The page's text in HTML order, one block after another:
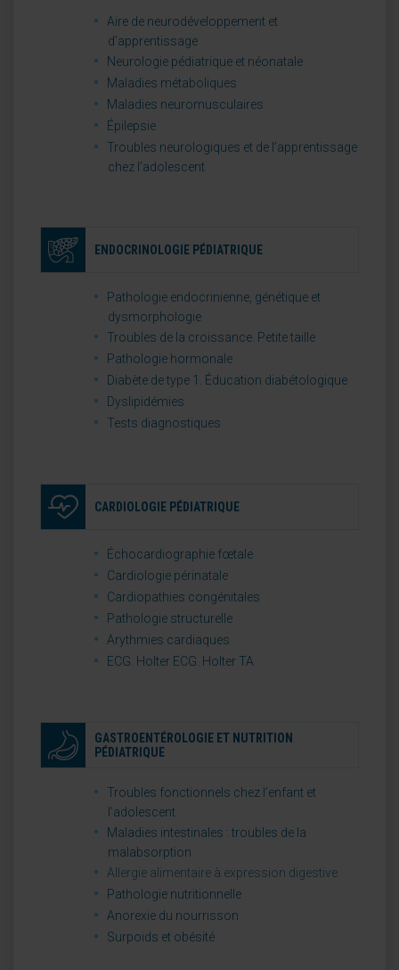
Aire de neurodéveloppement et
d’apprentissage
Neurologie pédiatrique et néonatale
Maladies métaboliques
Maladies neuromusculaires
Épilepsie
Troubles neurologiques et de l’apprentissage
chez l’adolescent
ENDOCRINOLOGIE PÉDIATRIQUE
Pathologie endocrinienne, génétique et
dysmorphologie
Troubles de la croissance. Petite taille
Pathologie hormonale
Diabète de type 1. Éducation diabétologique
Dyslipidémies
Tests diagnostiques
CARDIOLOGIE PÉDIATRIQUE
Échocardiographie fœtale
Cardiologie périnatale
Cardiopathies congénitales
Pathologie structurelle
Arythmies cardiaques
ECG. Holter ECG. Holter TA
GASTROENTÉROLOGIE ET NUTRITION
PÉDIATRIQUE
Troubles fonctionnels chez l’enfant et
l’adolescent
Maladies intestinales : troubles de la
malabsorption
Allergie alimentaire à expression digestive
Pathologie nutritionnelle
Anorexie du nourrisson
Surpoids et obésité